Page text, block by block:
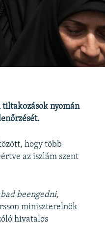
tiltakozások nyomán
hogy több
az iszlám szent
beengedni,
miniszterelnök
hivatalos